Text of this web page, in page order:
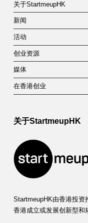
关于StartmeupHK
新闻
活动
创业资源
媒体
在香港创业
关于StartmeupHK
StartmeupHK由香港投资
香港成立或发展创新型和